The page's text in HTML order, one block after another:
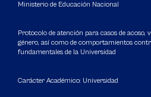
Ministerio de Educación Nacional
Protocolo de atención para casos de acoso,
género, así como de comportamientos
fundamentales de la Universidad
Carácter Académico: Universidad